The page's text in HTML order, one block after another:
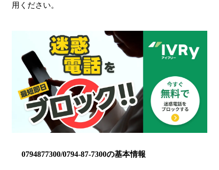
用ください。
0794877300/0794-87-7300の基本情報